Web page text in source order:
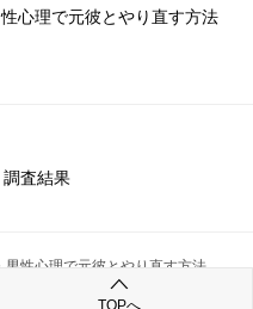
心理で元彼とやり直す方法
調査結果
性心理で元彼とやり直す方法
TOPへ